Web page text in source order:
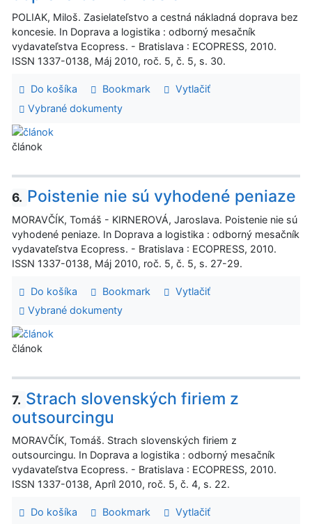
POLIAK, Miloš. Zasielateľstvo a cestná nákladná doprava bez
koncesie. In Doprava a logistika : odborný mesačník
vydavateľstva Ecopress. - Bratislava : ECOPRESS, 2010.
ISSN 1337-0138, Máj 2010, roč. 5, č. 5, s. 30.
Do košíka Bookmark
Vytlačiť
Vybrané dokumenty
článok
6. Poistenie nie sú vyhodené peniaze
MORAVČÍK, Tomáš - KIRNEROVÁ, Jaroslava. Poistenie nie sú
vyhodené peniaze. In Doprava a logistika : odborný mesačník
vydavateľstva Ecopress. - Bratislava : ECOPRESS, 2010.
ISSN 1337-0138, Máj 2010, roč. 5, č. 5, s. 27-29.
Do košíka Bookmark
Vytlačiť
Vybrané dokumenty
článok
7. Strach slovenských firiem z
outsourcingu
MORAVČÍK, Tomáš. Strach slovenských firiem z
outsourcingu. In Doprava a logistika : odborný mesačník
vydavateľstva Ecopress. - Bratislava : ECOPRESS, 2010.
ISSN 1337-0138, Apríl 2010, roč. 5, č. 4, s. 22.
Do košíka Bookmark
Vytlačiť